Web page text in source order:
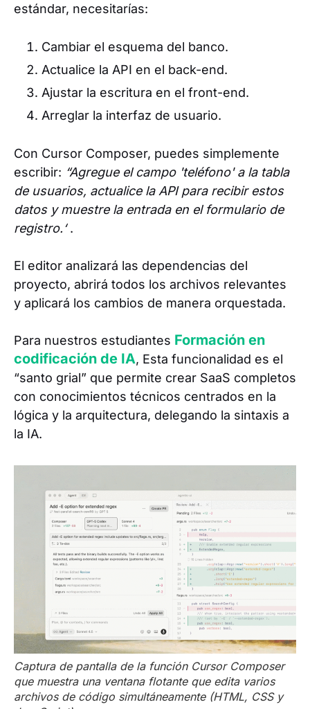
estándar, necesitarías:
Cambiar el esquema del banco.
Actualice la API en el back-end.
Ajustar la escritura en el front-end.
Arreglar la interfaz de usuario.
Con Cursor Composer, puedes simplemente
escribir: “Agregue el campo 'teléfono' a la tabla
de usuarios, actualice la API para recibir estos
datos y muestre la entrada en el formulario de
registro.‘.
El editor analizará las dependencias del
proyecto, abrirá todos los archivos relevantes
y aplicará los cambios de manera orquestada.
Para nuestros estudiantes Formación en
codificación de IA, Esta funcionalidad es el
“santo grial” que permite crear SaaS completos
con conocimientos técnicos centrados en la
lógica y la arquitectura, delegando la sintaxis a
la IA.
Captura de pantalla de la función Cursor Composer
que muestra una ventana flotante que edita varios
archivos de código simultáneamente (HTML, CSS y